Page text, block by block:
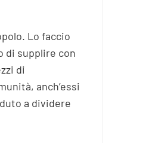
Lo faccio
di supplire con
di
anch’essi
a dividere